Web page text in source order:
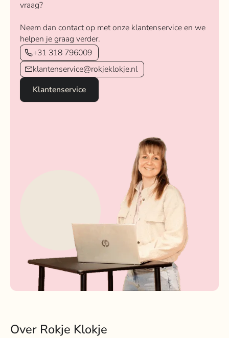
vraag?
Neem dan contact op met onze klantenservice en we
helpen je graag verder.
+31 318 796009
klantenservice@rokjeklokje.nl
Klantenservice
Over Rokje Klokje